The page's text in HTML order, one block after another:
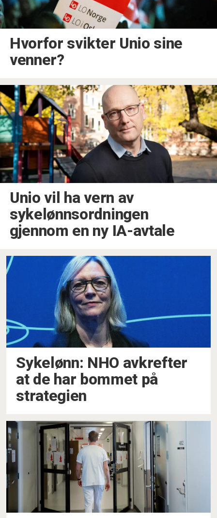
Hvorfor svikter Unio sine
venner?
Unio vil ha vern av
sykelønnsordningen
gjennom en ny IA-avtale
Sykelønn: NHO avkrefter
at de har bommet på
strategien